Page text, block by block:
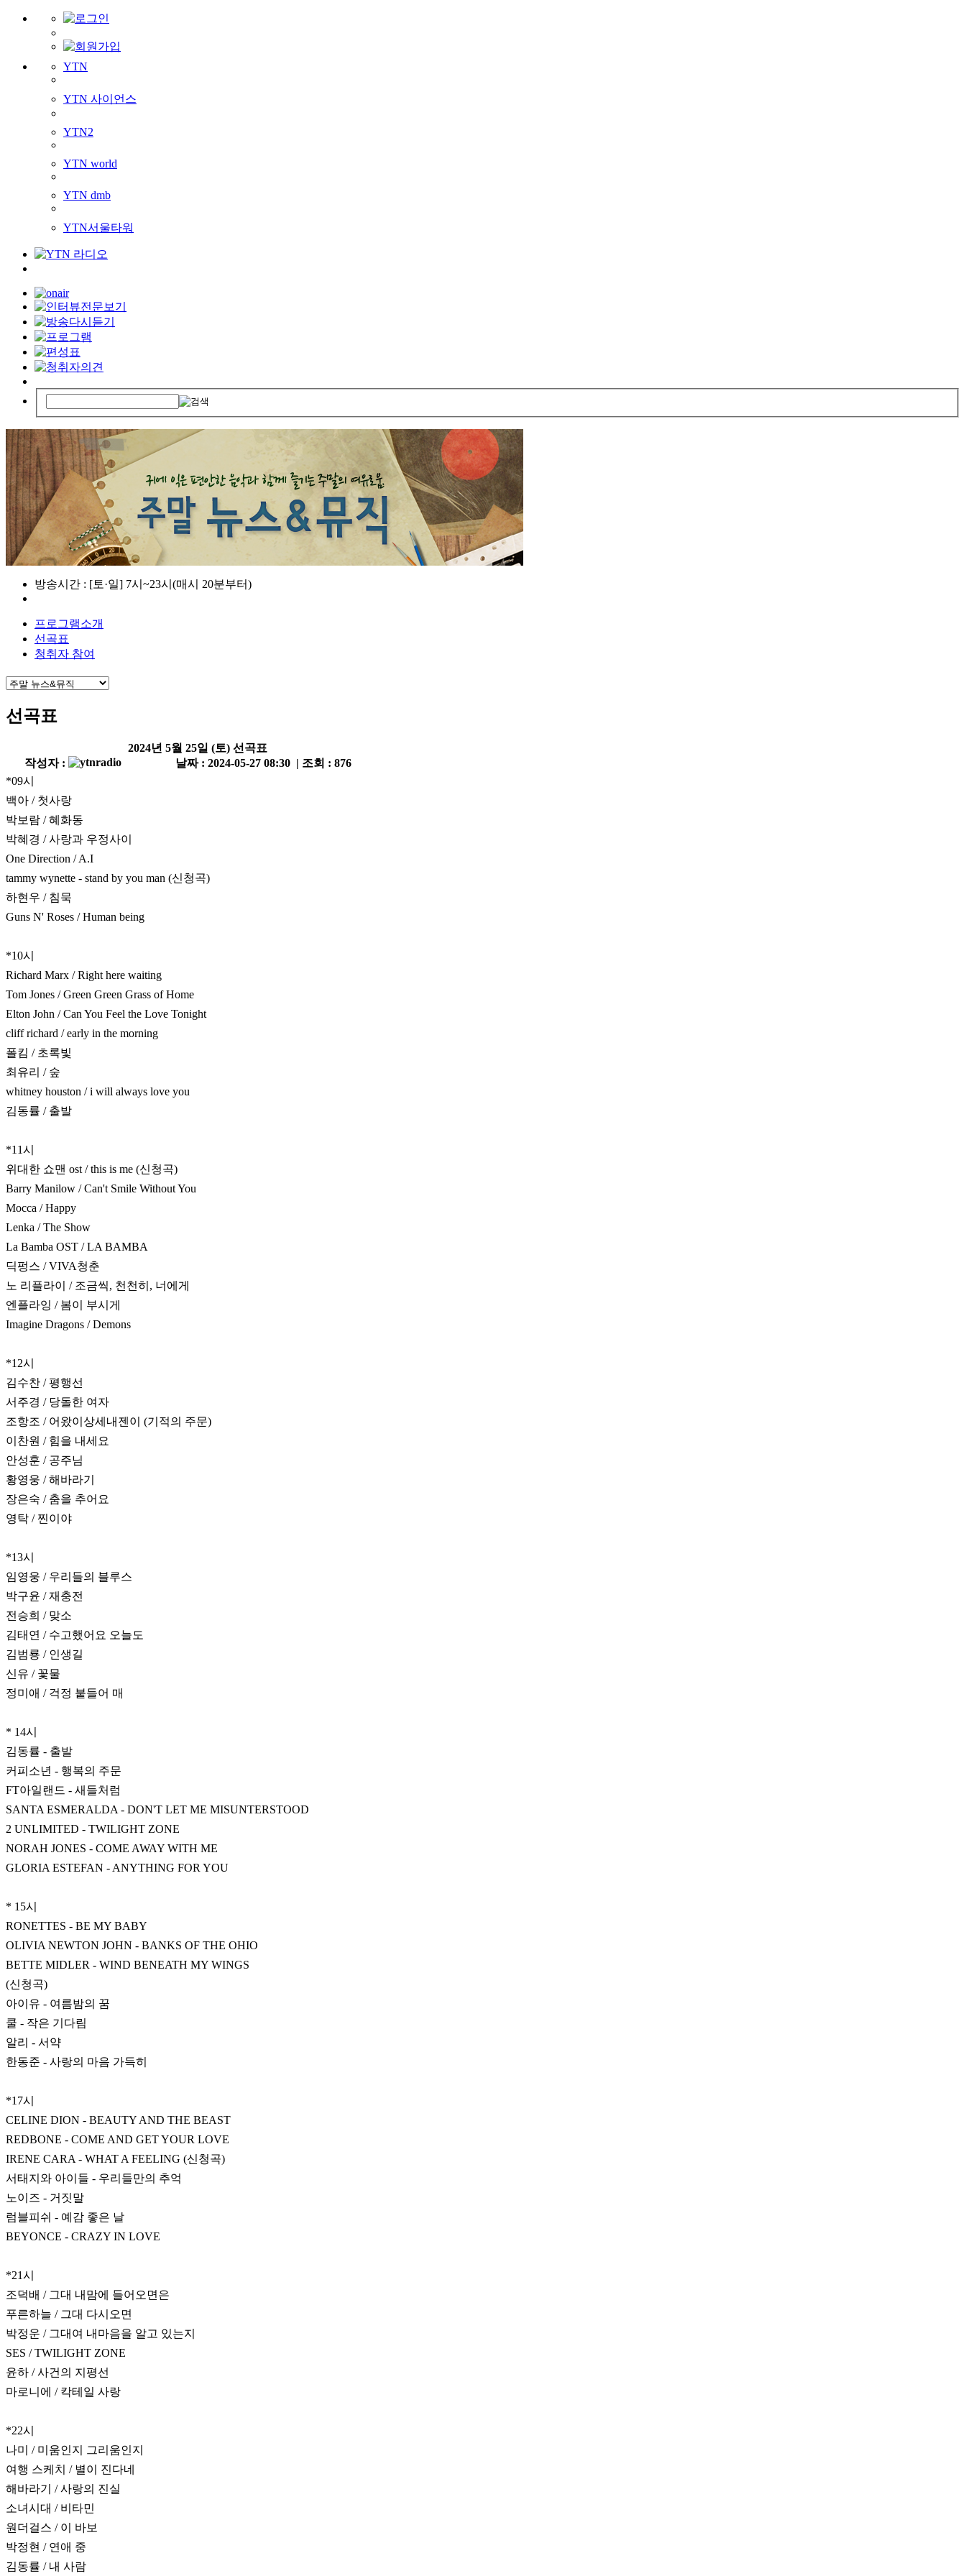
YTN
YTN 사이언스
YTN2
YTN world
YTN dmb
YTN서울타워
방송시간 : [토·일] 7시~23시(매시 20분부터)
프로그램소개
선곡표
청취자 참여
선곡표
2024년 5월 25일 (토) 선곡표
작성자 :
날짜 : 2024-05-27 08:30 | 조회 : 876
*09시
백아 / 첫사랑
박보람 / 혜화동
박혜경 / 사랑과 우정사이
One Direction / A.I
tammy wynette - stand by you man (신청곡)
하현우 / 침묵
Guns N' Roses / Human being
*10시
Richard Marx / Right here waiting
Tom Jones / Green Green Grass of Home
Elton John / Can You Feel the Love Tonight
cliff richard / early in the morning
폴킴 / 초록빛
최유리 / 숲
whitney houston / i will always love you
김동률 / 출발
*11시
위대한 쇼맨 ost / this is me (신청곡)
Barry Manilow / Can't Smile Without You
Mocca / Happy
Lenka / The Show
La Bamba OST / LA BAMBA
딕펑스 / VIVA청춘
노 리플라이 / 조금씩, 천천히, 너에게
엔플라잉 / 봄이 부시게
Imagine Dragons / Demons
*12시
김수찬 / 평행선
서주경 / 당돌한 여자
조항조 / 어왔이상세내젠이 (기적의 주문)
이찬원 / 힘을 내세요
안성훈 / 공주님
황영웅 / 해바라기
장은숙 / 춤을 추어요
영탁 / 찐이야
*13시
임영웅 / 우리들의 블루스
박구윤 / 재충전
전승희 / 맞소
김태연 / 수고했어요 오늘도
김범룡 / 인생길
신유 / 꽃물
정미애 / 걱정 붙들어 매
* 14시
김동률 - 출발
커피소년 - 행복의 주문
FT아일랜드 - 새들처럼
SANTA ESMERALDA - DON'T LET ME MISUNTERSTOOD
2 UNLIMITED - TWILIGHT ZONE
NORAH JONES - COME AWAY WITH ME
GLORIA ESTEFAN - ANYTHING FOR YOU
* 15시
RONETTES - BE MY BABY
OLIVIA NEWTON JOHN - BANKS OF THE OHIO
BETTE MIDLER - WIND BENEATH MY WINGS
(신청곡)
아이유 - 여름밤의 꿈
쿨 - 작은 기다림
알리 - 서약
한동준 - 사랑의 마음 가득히
*17시
CELINE DION - BEAUTY AND THE BEAST
REDBONE - COME AND GET YOUR LOVE
IRENE CARA - WHAT A FEELING (신청곡)
서태지와 아이들 - 우리들만의 추억
노이즈 - 거짓말
럼블피쉬 - 예감 좋은 날
BEYONCE - CRAZY IN LOVE
*21시
조덕배 / 그대 내맘에 들어오면은
푸른하늘 / 그대 다시오면
박정운 / 그대여 내마음을 알고 있는지
SES / TWILIGHT ZONE
윤하 / 사건의 지평선
마로니에 / 칵테일 사랑
*22시
나미 / 미움인지 그리움인지
여행 스케치 / 별이 진다네
해바라기 / 사랑의 진실
소녀시대 / 비타민
원더걸스 / 이 바보
박정현 / 연애 중
김동률 / 내 사람